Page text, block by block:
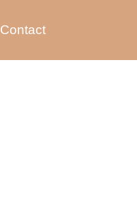
Contact